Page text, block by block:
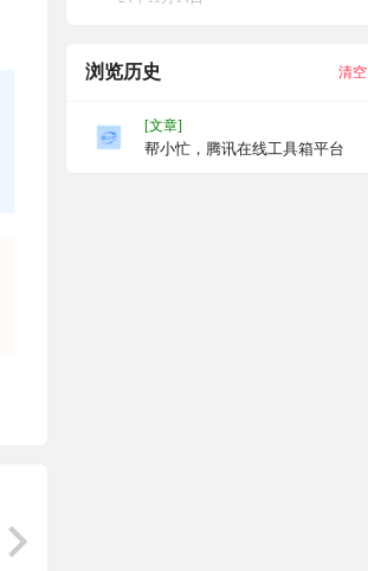
s，将事件实时推送到 Telegram
浏览历史 清空
[文章]
帮小忙，腾讯在线工具箱平台